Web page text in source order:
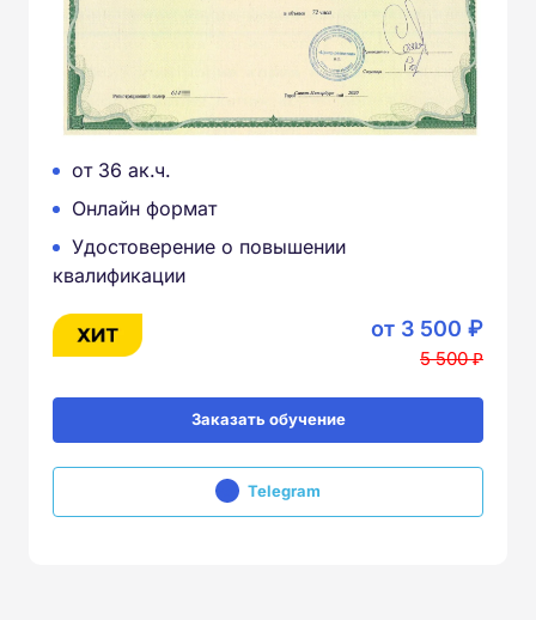
от 36 ак.ч.
Онлайн формат
Удостоверение о повышении
квалификации
от 3 500 ₽
5 500 ₽
Заказать обучение
Telegram